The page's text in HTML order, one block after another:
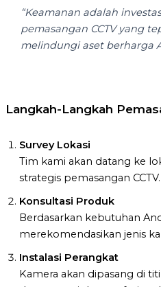
“Keamanan adalah
pemasangan CCTV yang
melindungi aset berharga
Langkah-Langkah
Survey Lokasi
Tim kami akan datang ke
strategis pemasangan CCTV.
Konsultasi Produk
Berdasarkan kebutuhan
merekomendasikan jenis
Instalasi Perangkat
Kamera akan dipasang di